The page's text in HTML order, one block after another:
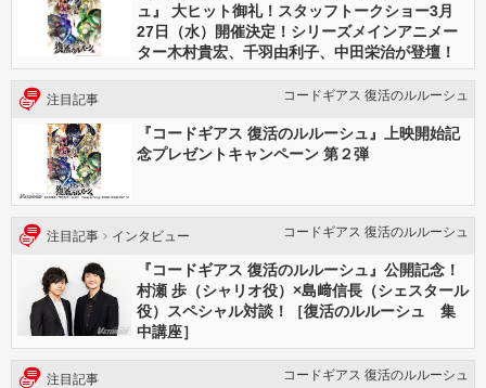
ュ』 大ヒット御礼！スタッフトークショー3月
27日（水）開催決定！シリーズメインアニメー
ター木村貴宏、千羽由利子、中田栄治が登壇！
注目記事 コードギアス 復活のルルーシュ
『コードギアス 復活のルルーシュ』上映開始記
念プレゼントキャンペーン 第２弾
注目記事 インタビュー コードギアス 復活のルルーシュ
『コードギアス 復活のルルーシュ』公開記念！
村瀬 歩（シャリオ役）×島﨑信長（シェスタール
役）スペシャル対談！［復活のルルーシュ 集
中講座］
注目記事 コードギアス 復活のルルーシュ